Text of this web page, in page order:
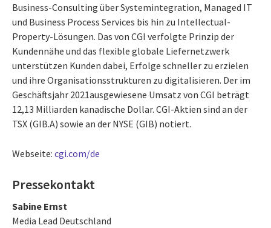
Business-Consulting über Systemintegration, Managed IT
und Business Process Services bis hin zu Intellectual-
Property-Lösungen. Das von CGI verfolgte Prinzip der
Kundennähe und das flexible globale Liefernetzwerk
unterstützen Kunden dabei, Erfolge schneller zu erzielen
und ihre Organisationsstrukturen zu digitalisieren. Der im
Geschäftsjahr 2021ausgewiesene Umsatz von CGI beträgt
12,13 Milliarden kanadische Dollar. CGI-Aktien sind an der
TSX (GIB.A) sowie an der NYSE (GIB) notiert.
Webseite: cgi.com/de
Pressekontakt
Sabine Ernst
Media Lead Deutschland